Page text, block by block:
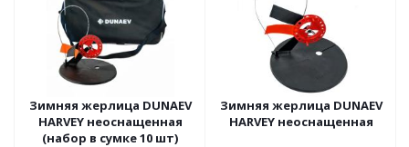
Зимняя жерлица DUNAEV
HARVEY неоснащенная
(набор в сумке 10 шт)
Зимняя жерлица DUNAEV
HARVEY неоснащенная